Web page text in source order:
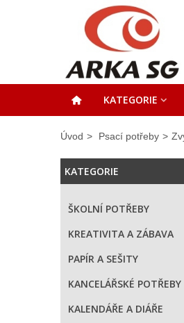
KATEGORIE
Úvod > Psací potřeby >
KATEGORIE
ŠKOLNÍ POTŘEBY
KREATIVITA A ZÁBAVA
PAPÍR A SEŠITY
KANCELÁŘSKÉ POTŘEBY
KALENDÁŘE A DIÁŘE